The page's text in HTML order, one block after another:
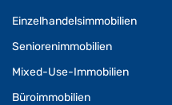
Einzelhandelsimmobilien
Seniorenimmobilien
Mixed-Use-Immobilien
Büroimmobilien